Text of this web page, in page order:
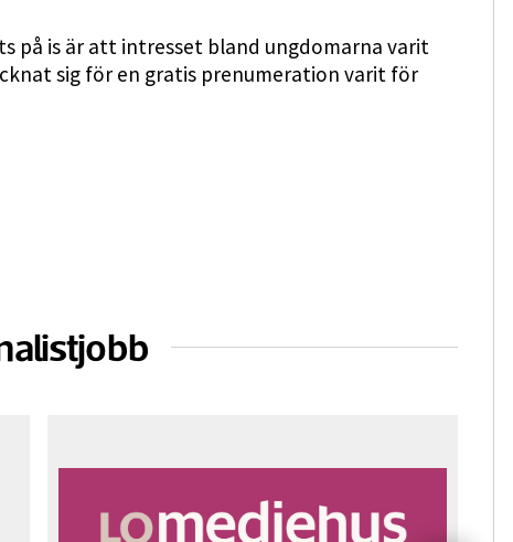
på is är att intresset bland ungdomarna varit
sig för en gratis prenumeration varit för